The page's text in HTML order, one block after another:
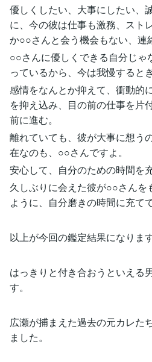
優しくしたい、大事にしたい、
に、今の彼は仕事も激務、スト
か○○さんと会う機会もない、連
○○さんに優しくできる自分じゃ
っているから、今は我慢すると
感情をなんとか抑えて、衝動的
を抑え込み、目の前の仕事を片
前に進む。
離れていても、彼が大事に想う
在なのも、○○さんですよ。
安心して、自分のための時間を
久しぶりに会えた彼が○○さんを
ように、自分磨きの時間に充て
以上が今回の鑑定結果になります
はっきりと付き合おうといえる
す。
広瀬が捕まえた過去の元カレた
ました。